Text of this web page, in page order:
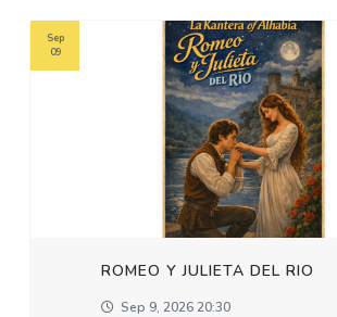
ROMEO Y JULIETA DEL RIO
Sep 9, 2026 20:30
Sep
09